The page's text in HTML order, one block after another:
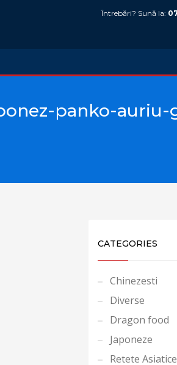
Întrebări? Sună la:
panko-auriu-
CATEGORIES
Chinezesti
Diverse
Dragon food
Japoneze
Retete Asiatice